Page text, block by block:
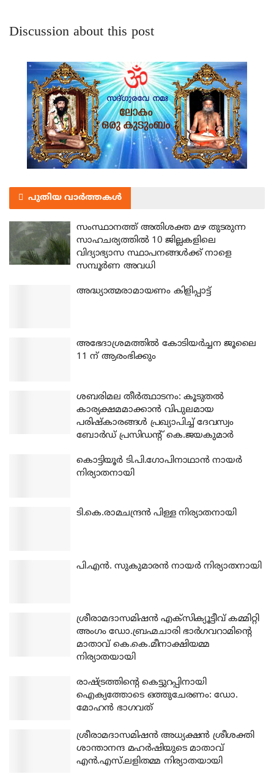
Discussion about this post
പുതിയ വാർത്തകൾ
സംസ്ഥാനത്ത് അതിശക്ത മഴ തുടരുന്ന
സാഹചര്യത്തിൽ 10 ജില്ലകളിലെ
വിദ്യാഭ്യാസ സ്ഥാപനങ്ങൾക്ക് നാളെ
സമ്പൂർണ അവധി
അദ്ധ്യാത്മരാമായണം കിളിപ്പാട്ട്
അഭേദാശ്രമത്തില്‍ കോടിയര്‍ച്ചന ജൂലൈ
11 ന് ആരംഭിക്കും
ശബരിമല തീര്‍ത്ഥാടനം: കൂടുതല്‍
കാര്യക്ഷമമാക്കാന്‍ വിപുലമായ
പരിഷ്‌കാരങ്ങള്‍ പ്രഖ്യാപിച്ച് ദേവസ്വം
ബോര്‍ഡ് പ്രസിഡന്റ് കെ.ജയകുമാര്‍
കൊട്ടിയൂര്‍ ടി.പി.ഗോപിനാഥാന്‍ നായര്‍
നിര്യാതനായി
ടി.കെ.രാമചന്ദ്രന്‍ പിള്ള നിര്യാതനായി
പി.എന്‍. സുകുമാരന്‍ നായര്‍ നിര്യാതനായി
ശ്രീരാമദാസമിഷന്‍ എക്‌സിക്യൂട്ടീവ് കമ്മിറ്റി
അംഗം ഡോ.ബ്രഹ്മചാരി ഭാര്‍ഗവറാമിന്റെ
മാതാവ് കെ.കെ.മീനാക്ഷിയമ്മ
നിര്യാതയായി
രാഷ്ട്രത്തിന്റെ കെട്ടുറപ്പിനായി
ഐക്യത്തോടെ ഒത്തുചേരണം: ഡോ.
മോഹന്‍ ഭാഗവത്
ശ്രീരാമദാസമിഷന്‍ അധ്യക്ഷന്‍ ശ്രീശക്തി
ശാന്താനന്ദ മഹര്‍ഷിയുടെ മാതാവ്
എന്‍.എസ്.ലളിതമ്മ നിര്യാതയായി